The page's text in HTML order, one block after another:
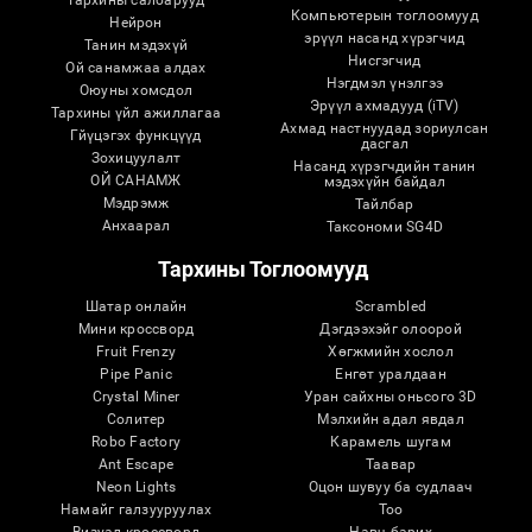
Нейрон
Танин мэдэхүй
Ой санамжаа алдах
Оюуны хомсдол
Тархины үйл ажиллагаа
Гйүцэгэх функцүүд
Зохицуулалт
ОЙ САНАМЖ
Мэдрэмж
Анхаарал
Компьютерын тоглоомууд
эрүүл насанд хүрэгчид
Нисгэгчид
Нэгдмэл үнэлгээ
Эрүүл ахмадууд (iTV)
Ахмад настнуудад зориулсан
дасгал
Насанд хүрэгчдийн танин
мэдэхүйн байдал
Тайлбар
Таксономи SG4D
Тархины Тоглоомууд
Шатар онлайн
Мини кроссворд
Fruit Frenzy
Pipe Panic
Crystal Miner
Солитер
Robo Factory
Ant Escape
Neon Lights
Намайг галзууруулах
Scrambled
Дэгдээхэйг олоорой
Хөгжмийн хослол
Eнгөт уралдаан
Уран сайхны оньсого 3D
Мэлхийн адал явдал
Карамель шугам
Таавар
Оцон шувуу ба судлаач
Тоо